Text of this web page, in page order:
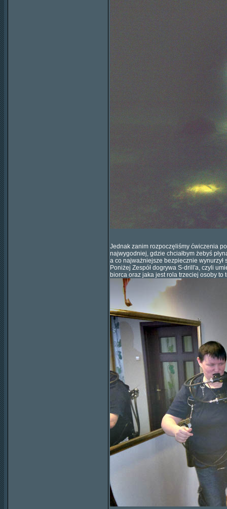
Jednak zanim rozpoczęliśmy ćwiczenia
najwygodniej, gdzie chciałbym żebyś
a co najważniejsze bezpiecznie wynurzył
Poniżej Zespół dogrywa S-drill'a, czyli
biorca oraz jaka jest rola trzeciej osoby